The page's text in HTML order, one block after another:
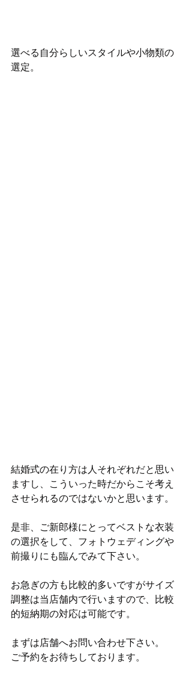
選べる自分らしいスタイルや小物類の
選定。
結婚式の在り方は人それぞれだと思い
ますし、こういった時だからこそ考え
させられるのではないかと思います。
是非、ご新郎様にとってベストな衣装
の選択をして、フォトウェディングや
前撮りにも臨んでみて下さい。
お急ぎの方も比較的多いですがサイズ
調整は当店舗内で行いますので、比較
的短納期の対応は可能です。
まずは店舗へお問い合わせ下さい。
ご予約をお待ちしております。